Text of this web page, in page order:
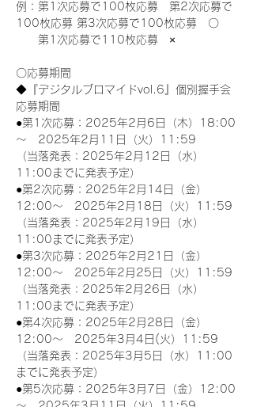
例：第1次応募で100枚応募　第2次応募で
100枚応募 第3次応募で100枚応募　〇
第1次応募で110枚応募　×
〇応募期間
◆『デジタルブロマイドvol.6』個別握手会
応募期間
●第1次応募：2025年2月6日（木）18:00
～　2025年2月11日（火）11:59
（当落発表：2025年2月12日（水）
11:00までに発表予定）
●第2次応募：2025年2月14日（金）
12:00～　2025年2月18日（火）11:59
（当落発表：2025年2月19日（水）
11:00までに発表予定）
●第3次応募：2025年2月21日（金）
12:00～　2025年2月25日（火）11:59
（当落発表：2025年2月26日（水）
11:00までに発表予定）
●第4次応募：2025年2月28日（金）
12:00～　2025年3月4日(火）11:59
（当落発表：2025年3月5日（水）11:00
までに発表予定）
●第5次応募：2025年3月7日（金）12:00